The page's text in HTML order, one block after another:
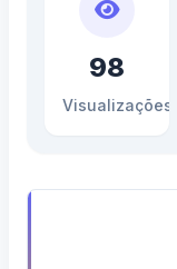
98
Visualizações